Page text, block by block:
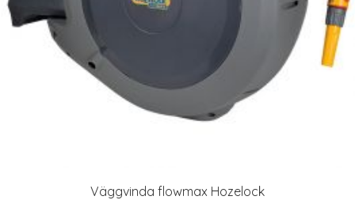
Väggvinda flowmax Hozelock